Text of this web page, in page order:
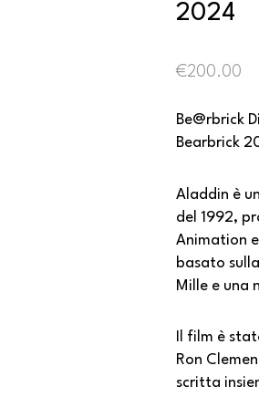
2024
€200.00
Be@rbrick
Bearbrick
Aladdin è
del 1992,
Animation
basato
Mille e una
Il film è
Ron
scritta